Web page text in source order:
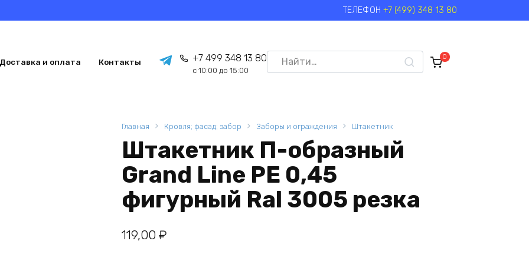
ТЕЛЕФОН +7 (499) 348 13 80
Доставка и оплата Контакты +7 499 348 13 80
с 10:00 до 15:00
Search
for:
0
Главная Кровля; фасад; забор Заборы и ограждения Штакетник
Штакетник П-образный
Grand Line РЕ 0,45
фигурный Ral 3005 резка
119,00 ₽